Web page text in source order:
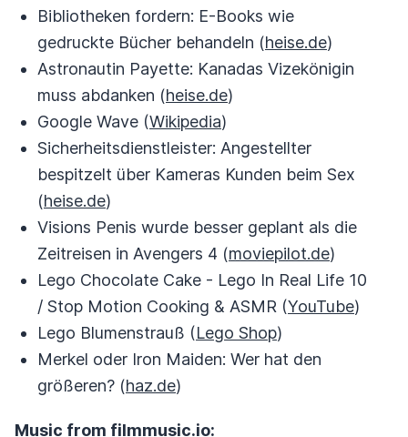
Bibliotheken fordern: E-Books wie
gedruckte Bücher behandeln (heise.de)
Astronautin Payette: Kanadas Vizekönigin
muss abdanken (heise.de)
Google Wave (Wikipedia)
Sicherheitsdienstleister: Angestellter
bespitzelt über Kameras Kunden beim Sex
(heise.de)
Visions Penis wurde besser geplant als die
Zeitreisen in Avengers 4 (moviepilot.de)
Lego Chocolate Cake - Lego In Real Life 10
/ Stop Motion Cooking & ASMR (YouTube)
Lego Blumenstrauß (Lego Shop)
Merkel oder Iron Maiden: Wer hat den
größeren? (haz.de)
Music from filmmusic.io: